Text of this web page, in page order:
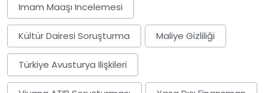
Imam Maaşı Incelemesi
Kültür Dairesi Soruşturma Maliye Gizliliği
Türkiye Avusturya Ilişkileri